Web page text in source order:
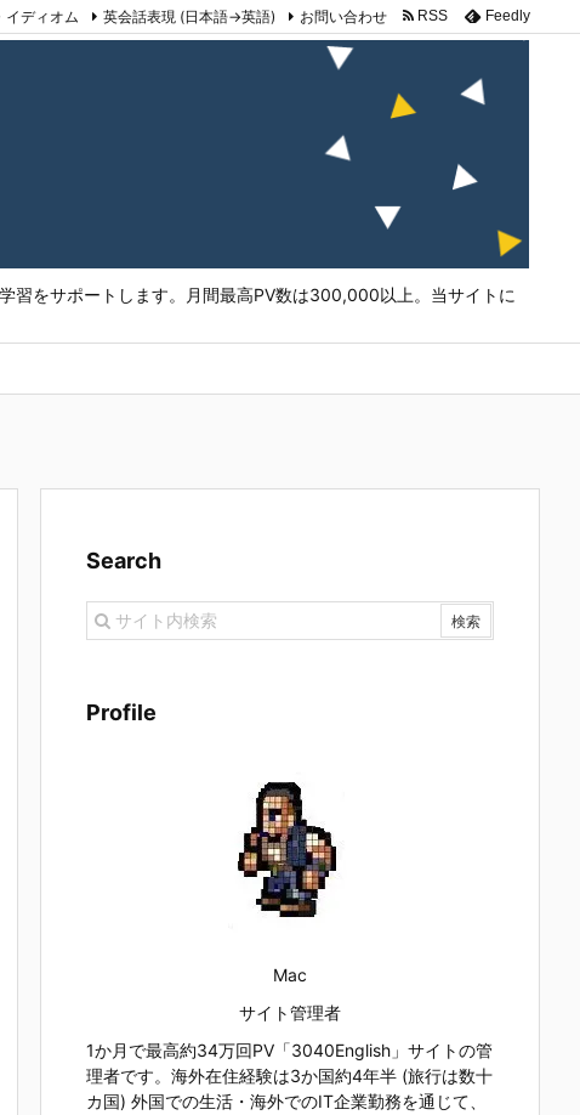
習をサポートします。月間最高PV数は300,000以上。当サイトに
イディオム 英会話表現 (日本語→英語) お問い合わせ RSS Feedly
Search
Profile
Mac
サイト管理者
1か月で最高約34万回PV「3040English」サイトの管
理者です。海外在住経験は3か国約4年半 (旅行は数十
カ国) 外国での生活・海外でのIT企業勤務を通じて、